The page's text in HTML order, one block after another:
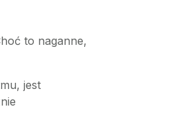
to naganne,
jest